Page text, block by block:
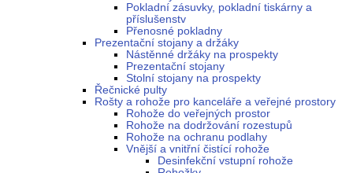
Pokladní zásuvky, pokladní tiskárny a
příslušenstv
Přenosné pokladny
Prezentační stojany a držáky
Nástěnné držáky na prospekty
Prezentační stojany
Stolní stojany na prospekty
Řečnické pulty
Rošty a rohože pro kanceláře a veřejné prostory
Rohože do veřejných prostor
Rohože na dodržování rozestupů
Rohože na ochranu podlahy
Vnější a vnitřní čistící rohože
Desinfekční vstupní rohože